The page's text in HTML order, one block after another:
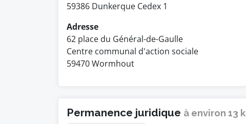
59386 Dunkerque Cedex 1
Adresse
62 place du Général-de-Gaulle
Centre communal d'action sociale
59470 Wormhout
Permanence juridique à environ 13